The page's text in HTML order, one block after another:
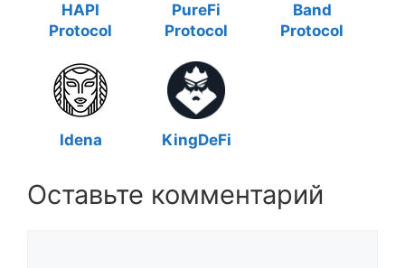
HAPI
Protocol
PureFi
Protocol
Band
Protocol
Idena KingDeFi
Оставьте комментарий